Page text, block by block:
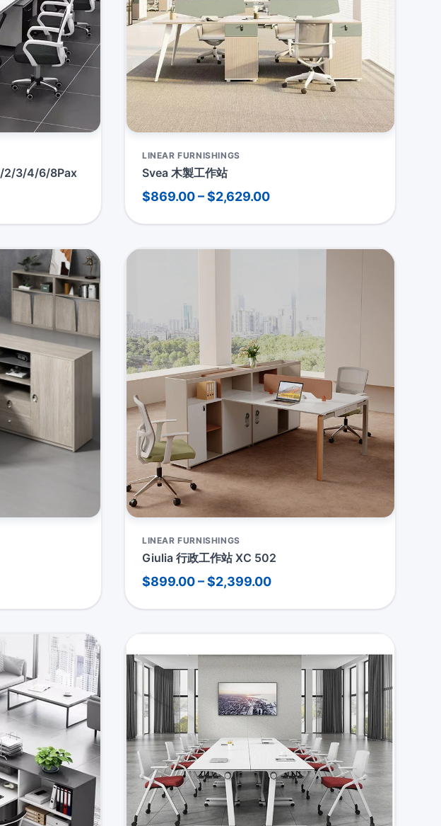
2/3/4/6/8Pax
LINEAR FURNISHINGS
Svea 木製工作站
$869.00 – $2,629.00
LINEAR FURNISHINGS
Giulia 行政工作站 XC 502
$899.00 – $2,399.00